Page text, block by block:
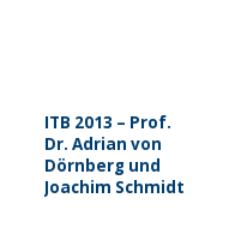
ITB 2013 – Prof.
Dr. Adrian von
Dörnberg und
Joachim Schmidt